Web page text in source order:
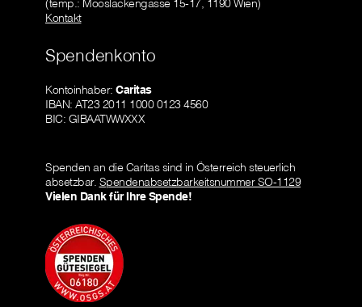
(temp.: Mooslackengasse 15-17, 1190 Wien)
Kontakt
Spendenkonto
Kontoinhaber: Caritas
IBAN: AT23 2011 1000 0123 4560
BIC: GIBAATWWXXX
Spenden an die Caritas sind in Österreich steuerlich
absetzbar. Spendenabsetzbarkeitsnummer SO-1129
Vielen Dank für Ihre Spende!